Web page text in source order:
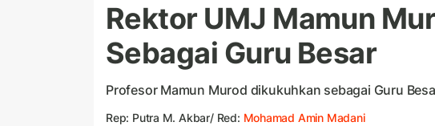
Rektor UMJ Mamun
Sebagai Guru Besar
Profesor Mamun Murod dikukuhkan sebagai Guru
Rep: Putra M. Akbar/ Red: Mohamad Amin Madani